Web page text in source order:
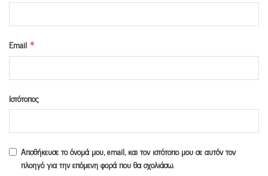
Email *
Ιστότοπος
Αποθήκευσε το όνομά μου, email, και τον ιστότοπο μου σε αυτόν τον
πλοηγό για την επόμενη φορά που θα σχολιάσω.